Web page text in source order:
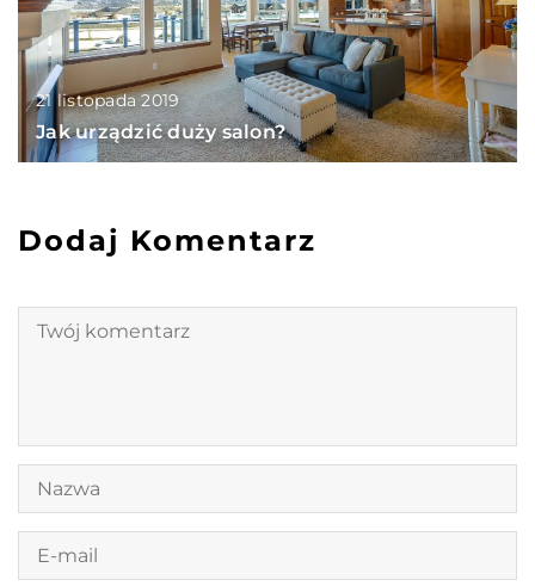
21 listopada 2019
Jak urządzić duży salon?
Dodaj Komentarz